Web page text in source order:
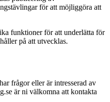
för att möjliggöra att
funktioner för att underlätta för
på att utvecklas.
frågor eller är intresserad av
är ni välkomna att kontakta